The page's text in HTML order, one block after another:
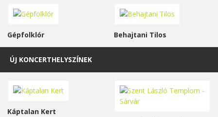
Gépfolklór Behajtani Tilos
ÚJ KONCERTHELYSZÍNEK
Káptalan Kert